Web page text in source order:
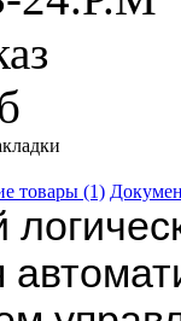
товары (1)